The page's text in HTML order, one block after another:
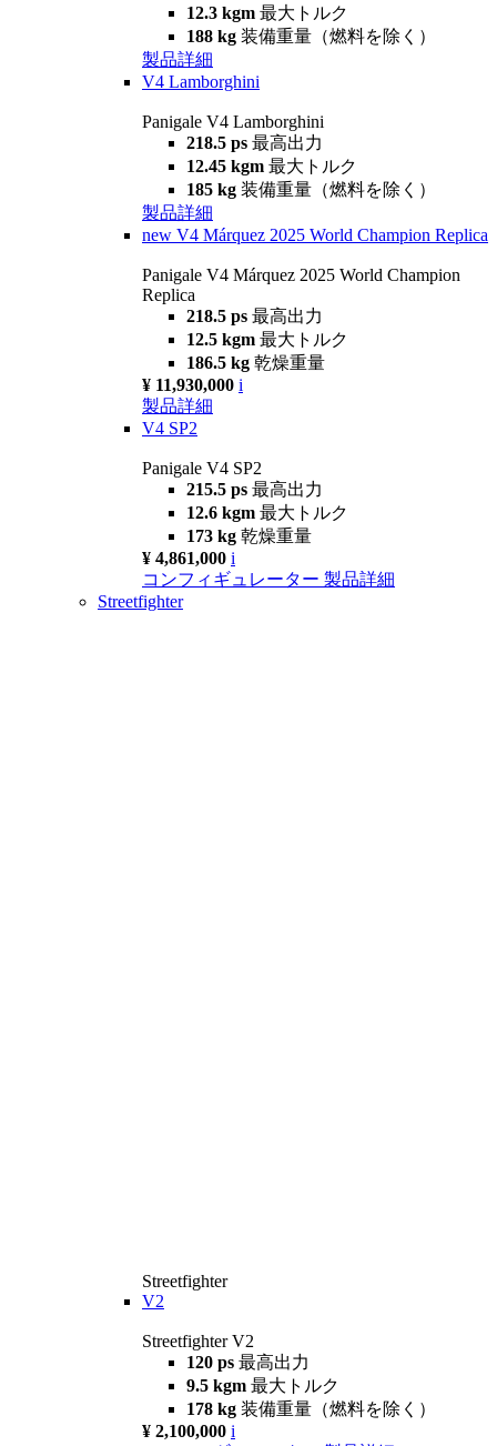
12.3 kgm 最大トルク
188 kg 装備重量（燃料を除く）
製品詳細
V4 Lamborghini
Panigale V4 Lamborghini
218.5 ps 最高出力
12.45 kgm 最大トルク
185 kg 装備重量（燃料を除く）
製品詳細
new V4 Márquez 2025 World Champion Replica
Panigale V4 Márquez 2025 World Champion
Replica
218.5 ps 最高出力
12.5 kgm 最大トルク
186.5 kg 乾燥重量
¥ 11,930,000 i
製品詳細
V4 SP2
Panigale V4 SP2
215.5 ps 最高出力
12.6 kgm 最大トルク
173 kg 乾燥重量
¥ 4,861,000 i
コンフィギュレーター 製品詳細
Streetfighter
Streetfighter
V2
Streetfighter V2
120 ps 最高出力
9.5 kgm 最大トルク
178 kg 装備重量（燃料を除く）
¥ 2,100,000 i